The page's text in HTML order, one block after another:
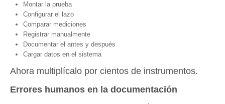
Montar la prueba
Configurar el lazo
Comparar mediciones
Registrar manualmente
Documentar el antes y después
Cargar datos en el sistema
Ahora multiplícalo por cientos de instrumentos.
Errores humanos en la documentación